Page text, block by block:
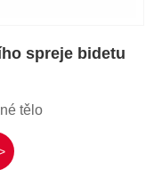
spreje bidetu
tělo